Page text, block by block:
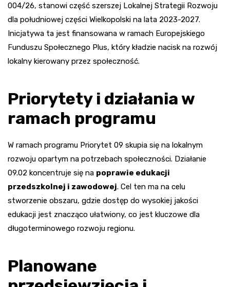
004/26, stanowi część szerszej Lokalnej Strategii Rozwoju
dla południowej części Wielkopolski na lata 2023-2027.
Inicjatywa ta jest finansowana w ramach Europejskiego
Funduszu Społecznego Plus, który kładzie nacisk na rozwój
lokalny kierowany przez społeczność.
Priorytety i działania w
ramach programu
W ramach programu Priorytet 09 skupia się na lokalnym
rozwoju opartym na potrzebach społeczności. Działanie
09.02 koncentruje się na poprawie edukacji
przedszkolnej i zawodowej. Cel ten ma na celu
stworzenie obszaru, gdzie dostęp do wysokiej jakości
edukacji jest znacząco ułatwiony, co jest kluczowe dla
długoterminowego rozwoju regionu.
Planowane